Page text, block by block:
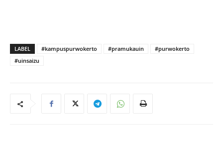
LABEL #kampuspurwokerto #pramukauin
#purwokerto
#uinsaizu